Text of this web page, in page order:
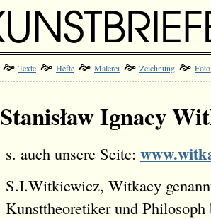
Texte Hefte Malerei Zeichnung
Stanisław Ignacy
s. auch unsere Seite:
S.I.Witkiewicz, Witkacy
Kunsttheoretiker und